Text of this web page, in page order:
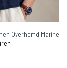
Overhemd Marine